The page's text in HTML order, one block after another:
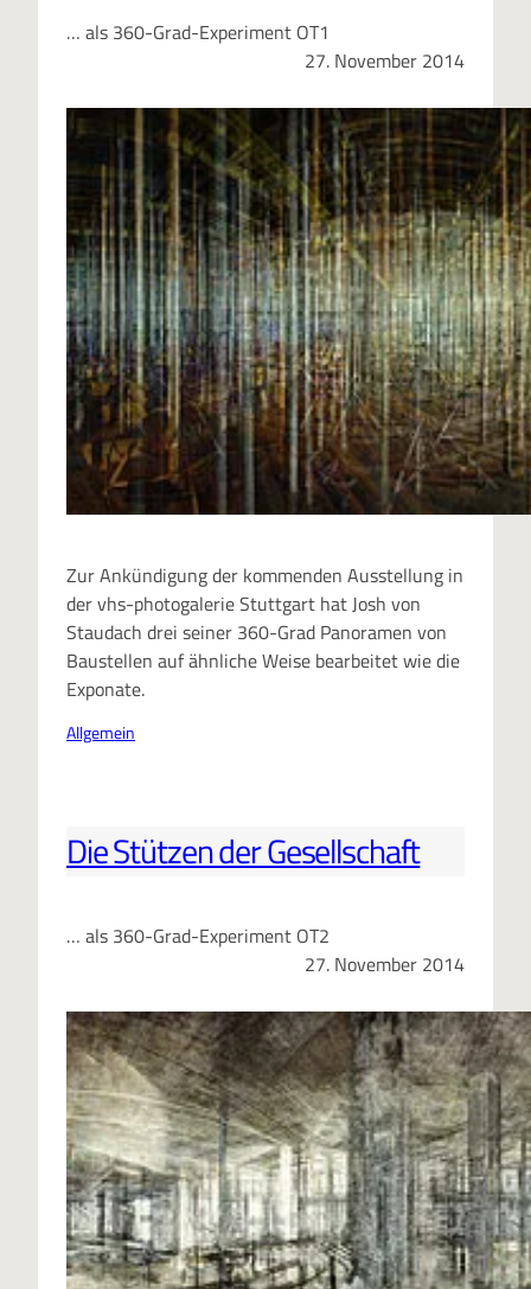
… als 360-Grad-Experiment OT1
27. November 2014
Zur Ankündigung der kommenden Ausstellung in
der vhs-photogalerie Stuttgart hat Josh von
Staudach drei seiner 360-Grad Panoramen von
Baustellen auf ähnliche Weise bearbeitet wie die
Exponate.
Allgemein
Die Stützen der Gesellschaft
… als 360-Grad-Experiment OT2
27. November 2014